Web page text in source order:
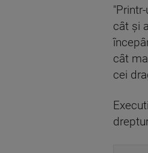
cât şi
cât
cei